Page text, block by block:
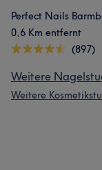
Perfect Nails
0,6 Km entfernt
(897)
Weitere
Weitere